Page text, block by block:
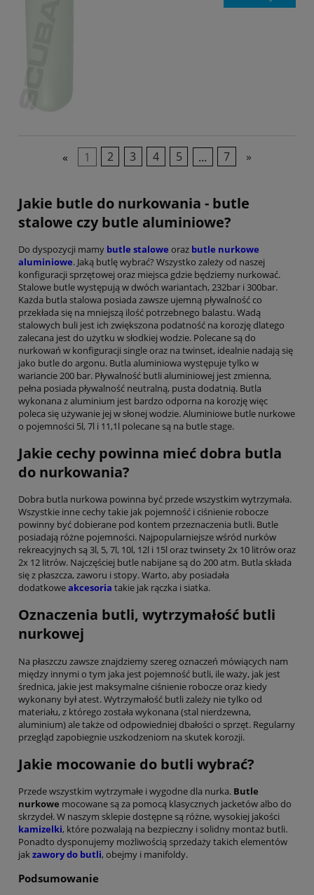
« 1 2 3 4 5 ... 7 »
Jakie butle do nurkowania - butle
stalowe czy butle aluminiowe?
Do dyspozycji mamy butle stalowe oraz butle nurkowe
aluminiowe. Jaką butlę wybrać? Wszystko zależy od naszej
konfiguracji sprzętowej oraz miejsca gdzie będziemy nurkować.
Stalowe butle występują w dwóch wariantach, 232bar i 300bar.
Każda butla stalowa posiada zawsze ujemną pływalność co
przekłada się na mniejszą ilość potrzebnego balastu. Wadą
stalowych buli jest ich zwiększona podatność na korozję dlatego
zalecana jest do użytku w słodkiej wodzie. Polecane są do
nurkowań w konfiguracji single oraz na twinset, idealnie nadają się
jako butle do argonu. Butla aluminiowa występuje tylko w
wariancie 200 bar. Pływalność butli aluminiowej jest zmienna,
pełna posiada pływalność neutralną, pusta dodatnią. Butla
wykonana z aluminium jest bardzo odporna na korozję więc
poleca się używanie jej w słonej wodzie. Aluminiowe butle nurkowe
o pojemności 5l, 7l i 11,1l polecane są na butle stage.
Jakie cechy powinna mieć dobra butla
do nurkowania?
Dobra butla nurkowa powinna być przede wszystkim wytrzymała.
Wszystkie inne cechy takie jak pojemność i ciśnienie robocze
powinny być dobierane pod kontem przeznaczenia butli. Butle
posiadają różne pojemności. Najpopularniejsze wśród nurków
rekreacyjnych są 3l, 5, 7l, 10l, 12l i 15l oraz twinsety 2x 10 litrów oraz
2x 12 litrów. Najczęściej butle nabijane są do 200 atm. Butla składa
się z płaszcza, zaworu i stopy. Warto, aby posiadała
dodatkoweakcesoria takie jak rączka i siatka.
Oznaczenia butli, wytrzymałość butli
nurkowej
Na płaszczu zawsze znajdziemy szereg oznaczeń mówiących nam
między innymi o tym jaka jest pojemność butli, ile waży, jak jest
średnica, jakie jest maksymalne ciśnienie robocze oraz kiedy
wykonany był atest. Wytrzymałość butli zależy nie tylko od
materiału, z którego została wykonana (stal nierdzewna,
aluminium) ale także od odpowiedniej dbałości o sprzęt. Regularny
przegląd zapobiegnie uszkodzeniom na skutek korozji.
Jakie mocowanie do butli wybrać?
Przede wszystkim wytrzymałe i wygodne dla nurka. Butle
nurkowe mocowanesą za pomocą klasycznych jacketów albo do
skrzydeł. W naszym sklepie dostępne są różne, wysokiej jakości
kamizelki, które pozwalają na bezpieczny i solidny montaż butli.
Ponadto dysponujemy możliwością sprzedaży takich elementów
jakzawory do butli, obejmy i manifoldy.
Podsumowanie